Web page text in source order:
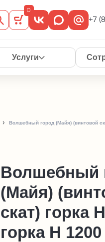
0
+7
Услуги
Волшебный город (Майя) (винтовой
Волшебный
(Майя)
скат) горка
горка Н